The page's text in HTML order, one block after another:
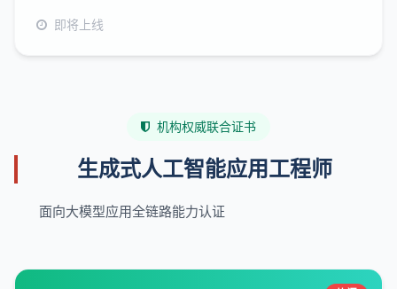
即将上线
机构权威联合证书
生成式人工智能应用工程师
面向大模型应用全链路能力认证